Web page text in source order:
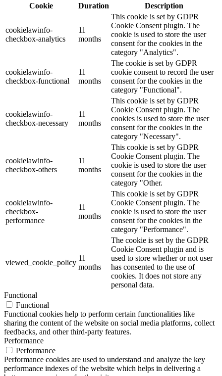
Cookie
Duration Description
cookielawinfo-
checkbox-analytics
11
months
This cookie is set by GDPR
Cookie Consent plugin. The
cookie is used to store the user
consent for the cookies in the
category "Analytics".
cookielawinfo-
checkbox-functional
11
months
The cookie is set by GDPR
cookie consent to record the user
consent for the cookies in the
category "Functional".
cookielawinfo-
checkbox-necessary
11
months
This cookie is set by GDPR
Cookie Consent plugin. The
cookies is used to store the user
consent for the cookies in the
category "Necessary".
cookielawinfo-
checkbox-others
11
months
This cookie is set by GDPR
Cookie Consent plugin. The
cookie is used to store the user
consent for the cookies in the
category "Other.
cookielawinfo-
checkbox-
performance
11
months
This cookie is set by GDPR
Cookie Consent plugin. The
cookie is used to store the user
consent for the cookies in the
category "Performance".
viewed_cookie_policy
11
months
The cookie is set by the GDPR
Cookie Consent plugin and is
used to store whether or not user
has consented to the use of
cookies. It does not store any
personal data.
Functional
Functional
Functional cookies help to perform certain functionalities like
sharing the content of the website on social media platforms, collect
feedbacks, and other third-party features.
Performance
Performance
Performance cookies are used to understand and analyze the key
performance indexes of the website which helps in delivering a